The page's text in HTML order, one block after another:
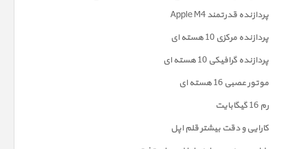
پردازنده قدرتمند Apple M4
پردازنده مرکزی 10 هسته ای
پردازنده گرافیکی 10 هسته ای
موتور عصبی 16 هسته ای
رم 16 گیگابایت
کارایی و دقت بیشتر قلم اپل